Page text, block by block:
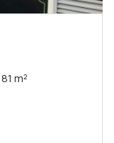
Cession de droit au bail 81 m²